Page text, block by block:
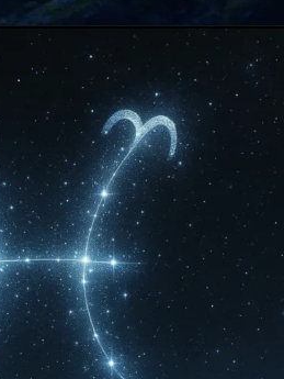
?s=hor%C3%B3scopo